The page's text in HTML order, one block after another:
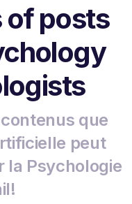
of posts
que
peut
la Psychologie